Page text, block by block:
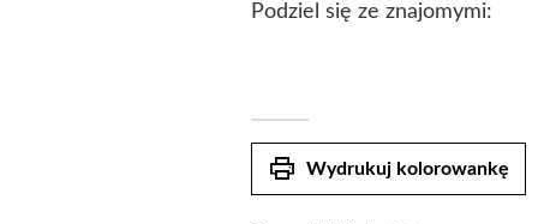
Podziel się ze znajomymi:
print Wydrukuj kolorowankę